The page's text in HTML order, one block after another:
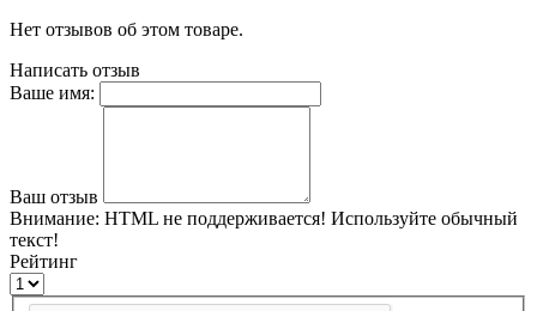
Нет отзывов об этом товаре.
Написать отзыв
Ваше имя:
Ваш отзыв
Внимание: HTML не поддерживается! Используйте обычный
текст!
Рейтинг